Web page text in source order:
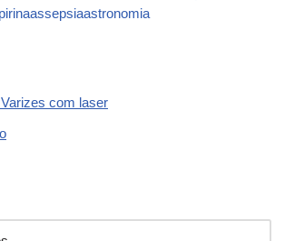
assepsiaastronomia
com laser